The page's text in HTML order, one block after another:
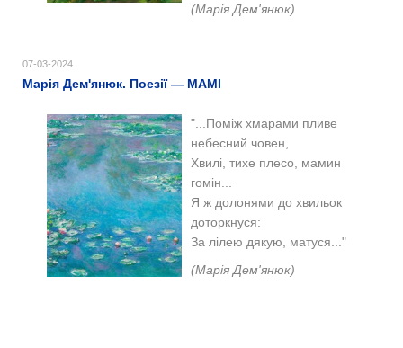
(Марія Дем'янюк)
07-03-2024
Марія Дем'янюк. Поезії — МАМІ
"...Поміж хмарами пливе
небесний човен,
Хвилі, тихе плесо, мамин
гомін...
Я ж долонями до хвильок
доторкнуся:
За лілею дякую, матуся..."
(Марія Дем'янюк)